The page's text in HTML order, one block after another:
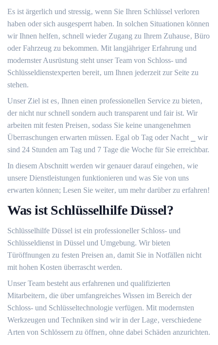
Es ist ärgerlich und stressig‚ wenn Sie Ihren Schlüssel verloren
haben oder sich ausgesperrt haben.​ In solchen Situationen können
wir Ihnen helfen‚ schnell wieder Zugang zu Ihrem Zuhause‚ Büro
oder Fahrzeug zu bekommen.​ Mit langjähriger Erfahrung und
modernster Ausrüstung steht unser Team von Schloss- und
Schlüsseldienstexperten bereit‚ um Ihnen jederzeit zur Seite zu
stehen.​
Unser Ziel ist es‚ Ihnen einen professionellen Service zu bieten‚
der nicht nur schnell sondern auch transparent und fair ist. Wir
arbeiten mit festen Preisen‚ sodass Sie keine unangenehmen
Überraschungen erwarten müssen.​ Egal ob Tag oder Nacht ⎯ wir
sind 24 Stunden am Tag und 7 Tage die Woche für Sie erreichbar.​
In diesem Abschnitt werden wir genauer darauf eingehen‚ wie
unsere Dienstleistungen funktionieren und was Sie von uns
erwarten können; Lesen Sie weiter‚ um mehr darüber zu erfahren!​
Was ist Schlüsselhilfe Düssel?​
Schlüsselhilfe Düssel ist ein professioneller Schloss- und
Schlüsseldienst in Düssel und Umgebung.​ Wir bieten
Türöffnungen zu festen Preisen an‚ damit Sie in Notfällen nicht
mit hohen Kosten überrascht werden.
Unser Team besteht aus erfahrenen und qualifizierten
Mitarbeitern‚ die über umfangreiches Wissen im Bereich der
Schloss- und Schlüsseltechnologie verfügen.​ Mit modernsten
Werkzeugen und Techniken sind wir in der Lage‚ verschiedene
Arten von Schlössern zu öffnen‚ ohne dabei Schäden anzurichten.​